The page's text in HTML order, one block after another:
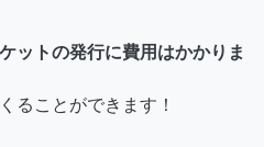
ットの発行に費用はかかりま
ることができます！